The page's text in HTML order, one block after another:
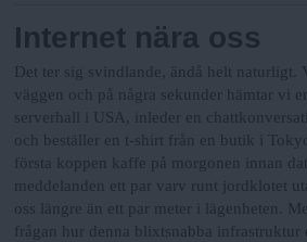
Internet nära oss
Det ter sig svindlande, ändå helt naturligt.
väggen och på några sekunder hämtar vi
serverhall i USA, inleder en
och beställer en t-shirt från en butik i
första koppen kaffe på morgonen innan
meddelanden ett par varv runt jordklotet
oss längre än ett par meter i lägenheten.
frågan hur denna blixtsnabba infrastruktur